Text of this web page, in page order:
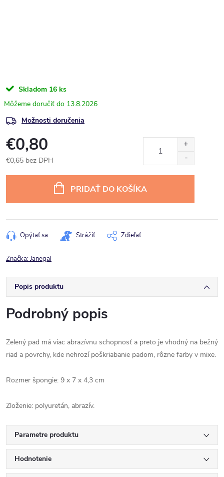
Skladom 16 ks
13.8.2026
Možnosti doručenia
€0,80
€0,65 bez DPH
PRIDAŤ DO KOŠÍKA
Opýtať sa Strážiť Zdieľať
Značka:Janegal
Popis produktu
Podrobný popis
Zelený pad má viac abrazívnu schopnosť a preto je vhodný na bežný
riad a povrchy, kde nehrozí poškriabanie padom, rôzne farby v mixe.
Rozmer špongie: 9 x 7 x 4,3 cm
Zloženie: polyuretán, abrazív.
Parametre produktu
Hodnotenie